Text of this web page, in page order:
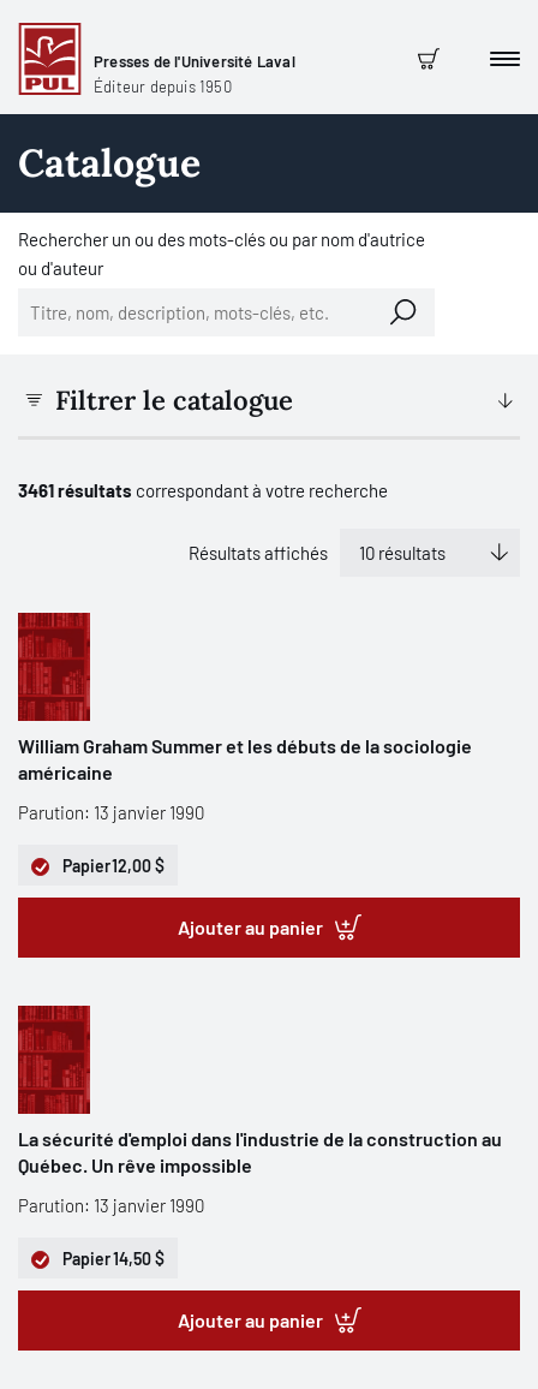
Presses de l'Université Laval
Éditeur depuis 1950
Panier
Catalogue
Rechercher un ou des mots-clés ou par nom d'autrice
ou d'auteur
Filtrer le catalogue
3461 résultats correspondant à votre recherche
Résultats affichés
William Graham Summer et les débuts de la sociologie
américaine
Parution: 13 janvier 1990
Papier12,00 $
Ajouter au panier
La sécurité d'emploi dans l'industrie de la construction au
Québec. Un rêve impossible
Parution: 13 janvier 1990
Papier14,50 $
Ajouter au panier